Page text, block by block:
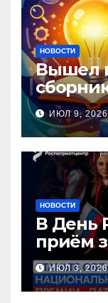
НОВОСТИ
Вышел
ИЮЛ 9, 2026
НОВОСТИ
В День
приём
ИЮЛ 3, 2026